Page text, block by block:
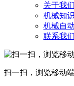
关于我们
机械知识
机械自
联系我们
扫一扫，浏览移动